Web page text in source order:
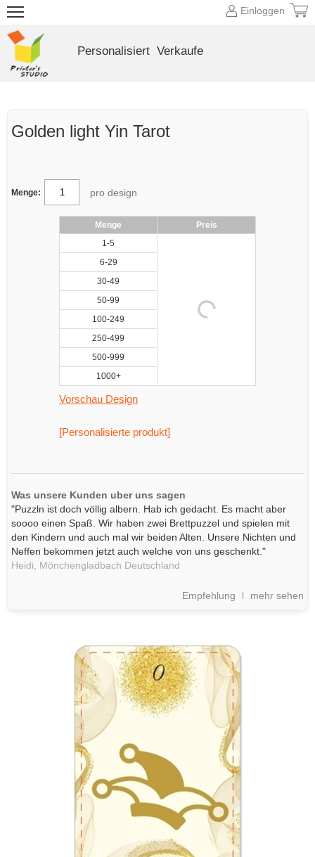
Golden light Yin Tarot
Menge: pro design
Menge
Preis
1-5
6-29
30-49
50-99
100-249
250-499
500-999
1000+
Vorschau Design
[Personalisierte produkt]
Was unsere Kunden uber uns sagen
"Puzzln ist doch völlig albern. Hab ich gedacht. Es macht aber
soooo einen Spaß. Wir haben zwei Brettpuzzel und spielen mit
den Kindern und auch mal wir beiden Alten. Unsere Nichten und
Neffen bekommen jetzt auch welche von uns geschenkt."
Heidi,
Mönchengladbach Deutschland
Empfehlung mehr sehen
Einloggen
Personalisiert Verkaufe